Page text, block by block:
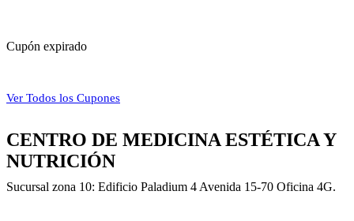
Cupón expirado
Ver Todos los Cupones
CENTRO DE MEDICINA ESTÉTICA Y
NUTRICIÓN
Sucursal zona 10: Edificio Paladium 4 Avenida 15-70 Oficina 4G.